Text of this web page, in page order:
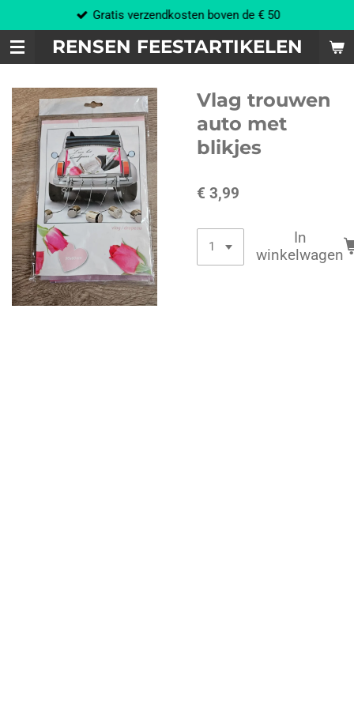
direct
naar
de
hoofdinhoud
RENSEN FEESTARTIKELEN
Gratis verzendkosten boven de € 50
Vlag trouwen
auto met
blikjes
€ 3,99
In
winkelwagen